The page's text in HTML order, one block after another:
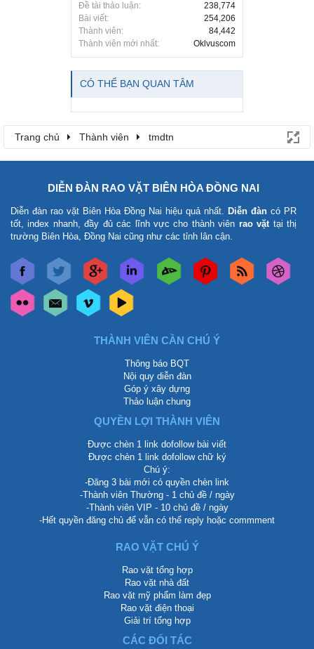
Đề tài thảo luận:
238,774
Bài viết:
254,206
Thành viên:
84,442
Thành viên mới nhất:
Oklvuscom
CÓ THỂ BẠN QUAN TÂM
Trang chủ Thành viên tmdtn
DIỄN ĐÀN RAO VẶT BIÊN HÒA ĐỒNG NAI
Diễn đàn rao vặt Biên Hòa Đồng Nai hiệu quả nhất. Diễn đàn có PR
tốt, index nhanh, đầy đủ các lĩnh vực cho thành viên rao vặttại thị
trường Biên Hòa, Đồng Nai cũng như các tỉnh lân cận.
THÀNH VIÊN CẦN CHÚ Ý
Thông báo BQT
Nội quy diễn đàn
Góp ý xây dựng
Thảo luận chung
QUYỀN LỢI THÀNH VIÊN
Được chèn 1 link dofollow bài viết
Được chèn 1 link dofollow chữ ký
Chú ý:
-Đăng 3 bài mới có quyền chèn link
-Thành viên Thường - 1 chủ đề / ngày
-Thành viên VIP - 10 chủ đề / ngày
-Hết quyền đăng chủ để vẫn có thể reply hoặc commment
RAO VẶT CHÚ Ý
Rao vặt tổng hợp
Rao vặt nhà đất
Rao vặt mỹ phẩm làm đẹp
Rao vặt điện thoại
Giải trí tổng hợp
CÁC ĐỐI TÁC